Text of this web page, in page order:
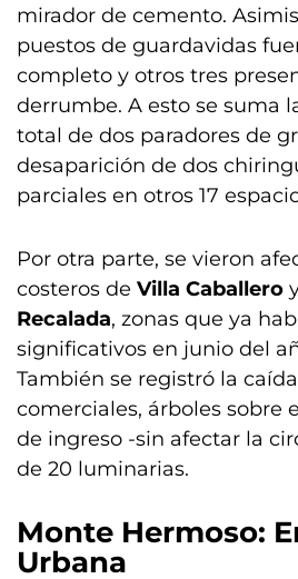
mirador de cemento.
puestos de guardavidas
completo y otros tres
derrumbe. A esto se suma
total de dos paradores de
desaparición de dos
parciales en otros 17
Por otra parte, se vieron
costeros de Villa Caballero
Recalada, zonas que ya
significativos en junio del
También se registró la
comerciales, árboles sobre
de ingreso -sin afectar la
de 20 luminarias.
Monte Hermoso:
Urbana